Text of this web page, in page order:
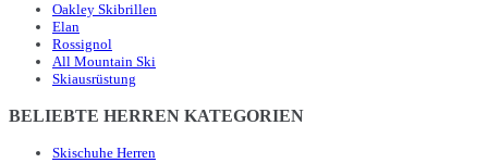
Oakley Skibrillen
Elan
Rossignol
All Mountain Ski
Skiausrüstung
BELIEBTE HERREN KATEGORIEN
Skischuhe Herren